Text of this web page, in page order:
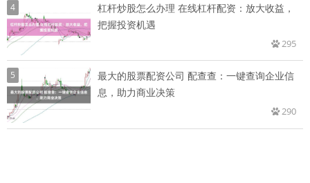
4
杠杆炒股怎么办理 在线杠杆配资：放大收益，
把握投资机遇
295
5
最大的股票配资公司 配查查：一键查询企业信
息，助力商业决策
290